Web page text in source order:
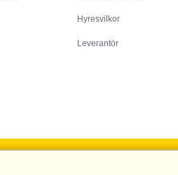
Hyresvilkor
Leverantör